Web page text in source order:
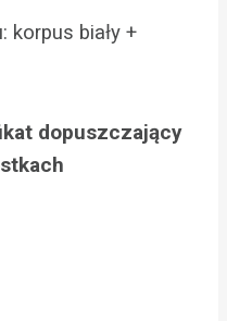
korpus biały +
dopuszczający